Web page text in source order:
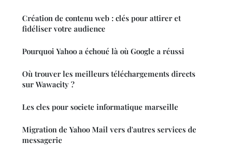
Création de contenu web : clés pour attirer et
fidéliser votre audience
Pourquoi Yahoo a échoué là où Google a réussi
Où trouver les meilleurs téléchargements directs
sur Wawacity ?
Les cles pour societe informatique marseille
Migration de Yahoo Mail vers d'autres services de
messagerie